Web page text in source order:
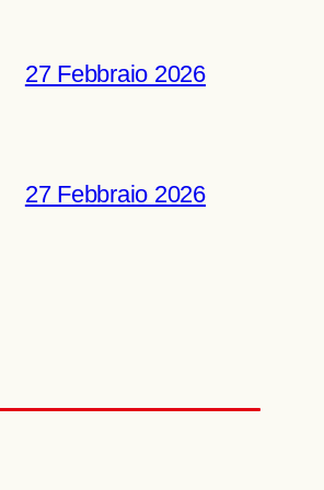
27 Febbraio 2026
27 Febbraio 2026